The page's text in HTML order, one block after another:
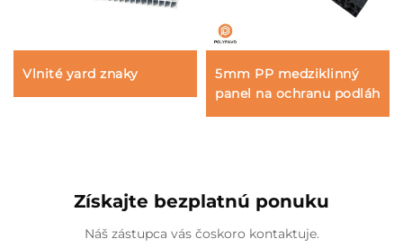
Vlnité yard znaky
5mm PP medziklinný
panel na ochranu podláh
Získajte bezplatnú ponuku
Náš zástupca vás čoskoro kontaktuje.